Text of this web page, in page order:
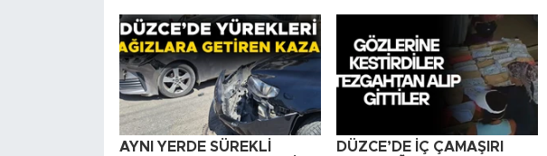
AYNI YERDE SÜREKLİ
DÜZCE’DE İÇ ÇAMAŞIRI